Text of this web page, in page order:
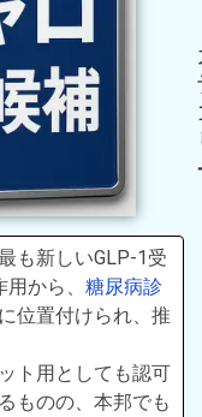
も新しいGLP-1受
から、 糖尿病診
位置付けられ、推
ト用としても認可
ものの、本邦でも